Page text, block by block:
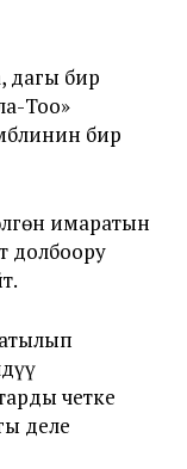
дагы бир
Тоо»
бир
имаратын
долбоору
четке
деле